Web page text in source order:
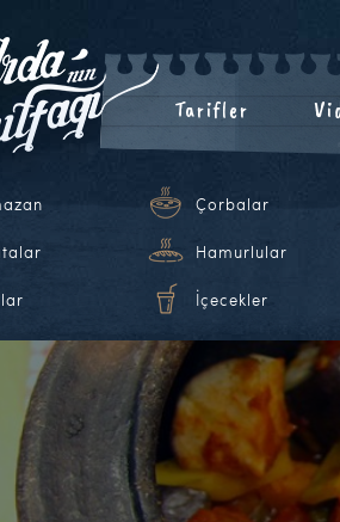
Tarifler
Çorbalar
Hamurlular
İçecekler